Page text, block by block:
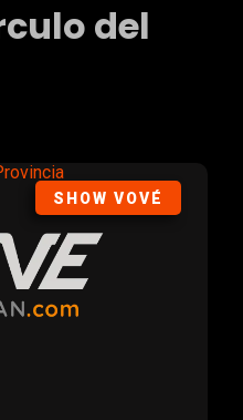
del
SHOW VOVÉ